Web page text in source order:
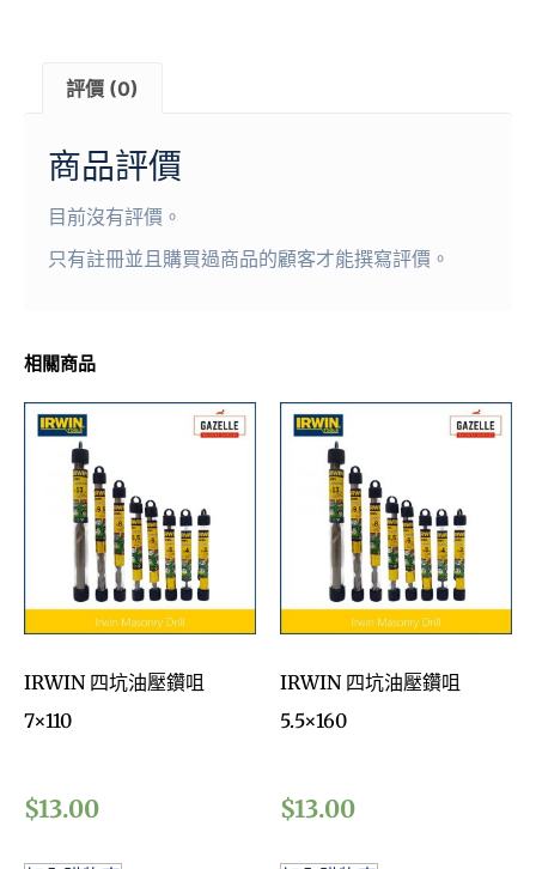
評價 (0)
商品評價
目前沒有評價。
只有註冊並且購買過商品的顧客才能撰寫評價。
相關商品
IRWIN 四坑油壓鑽咀
7×110
$13.00
IRWIN 四坑油壓鑽咀
5.5×160
$13.00